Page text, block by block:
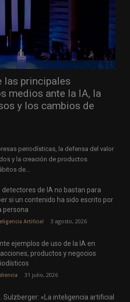
las principales
medios ante la IA, la
y los cambios de
periodísticas, la defensa del valor
y la creación de productos
de...
detectores de IA no bastan para
si un contenido ha sido escrito por
persona
Artificial 3 agosto, 2026
ejemplos de uso de la IA en
productos y negocios
31 julio, 2026
Sulzberger: «La inteligencia artificial